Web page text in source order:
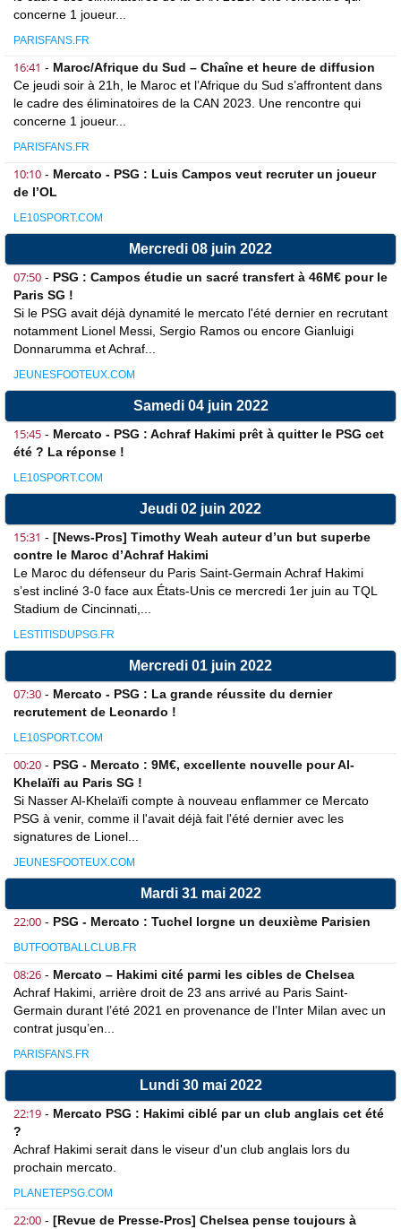
concerne 1 joueur...
PARISFANS.FR
16:41 - Maroc/Afrique du Sud – Chaîne et heure de diffusion
Ce jeudi soir à 21h, le Maroc et l’Afrique du Sud s’affrontent dans
le cadre des éliminatoires de la CAN 2023. Une rencontre qui
concerne 1 joueur...
PARISFANS.FR
10:10 - Mercato - PSG : Luis Campos veut recruter un joueur
de l’OL
LE10SPORT.COM
Mercredi 08 juin 2022
07:50 - PSG : Campos étudie un sacré transfert à 46M€ pour le
Paris SG !
Si le PSG avait déjà dynamité le mercato l'été dernier en recrutant
notamment Lionel Messi, Sergio Ramos ou encore Gianluigi
Donnarumma et Achraf...
JEUNESFOOTEUX.COM
Samedi 04 juin 2022
15:45 - Mercato - PSG : Achraf Hakimi prêt à quitter le PSG cet
été ? La réponse !
LE10SPORT.COM
Jeudi 02 juin 2022
15:31 - [News-Pros] Timothy Weah auteur d’un but superbe
contre le Maroc d’Achraf Hakimi
Le Maroc du défenseur du Paris Saint-Germain Achraf Hakimi
s’est incliné 3-0 face aux États-Unis ce mercredi 1er juin au TQL
Stadium de Cincinnati,...
LESTITISDUPSG.FR
Mercredi 01 juin 2022
07:30 - Mercato - PSG : La grande réussite du dernier
recrutement de Leonardo !
LE10SPORT.COM
00:20 - PSG - Mercato : 9M€, excellente nouvelle pour Al-
Khelaïfi au Paris SG !
Si Nasser Al-Khelaïfi compte à nouveau enflammer ce Mercato
PSG à venir, comme il l'avait déjà fait l'été dernier avec les
signatures de Lionel...
JEUNESFOOTEUX.COM
Mardi 31 mai 2022
22:00 - PSG - Mercato : Tuchel lorgne un deuxième Parisien
BUTFOOTBALLCLUB.FR
08:26 - Mercato – Hakimi cité parmi les cibles de Chelsea
Achraf Hakimi, arrière droit de 23 ans arrivé au Paris Saint-
Germain durant l’été 2021 en provenance de l’Inter Milan avec un
contrat jusqu’en...
PARISFANS.FR
Lundi 30 mai 2022
22:19 - Mercato PSG : Hakimi ciblé par un club anglais cet été
?
Achraf Hakimi serait dans le viseur d'un club anglais lors du
prochain mercato.
PLANETEPSG.COM
22:00 - [Revue de Presse-Pros] Chelsea pense toujours à